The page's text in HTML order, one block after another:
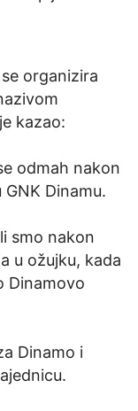
organizira
kazao:
odmah nakon
Dinamu.
smo nakon
u ožujku, kada
Dinamovo
Dinamo i